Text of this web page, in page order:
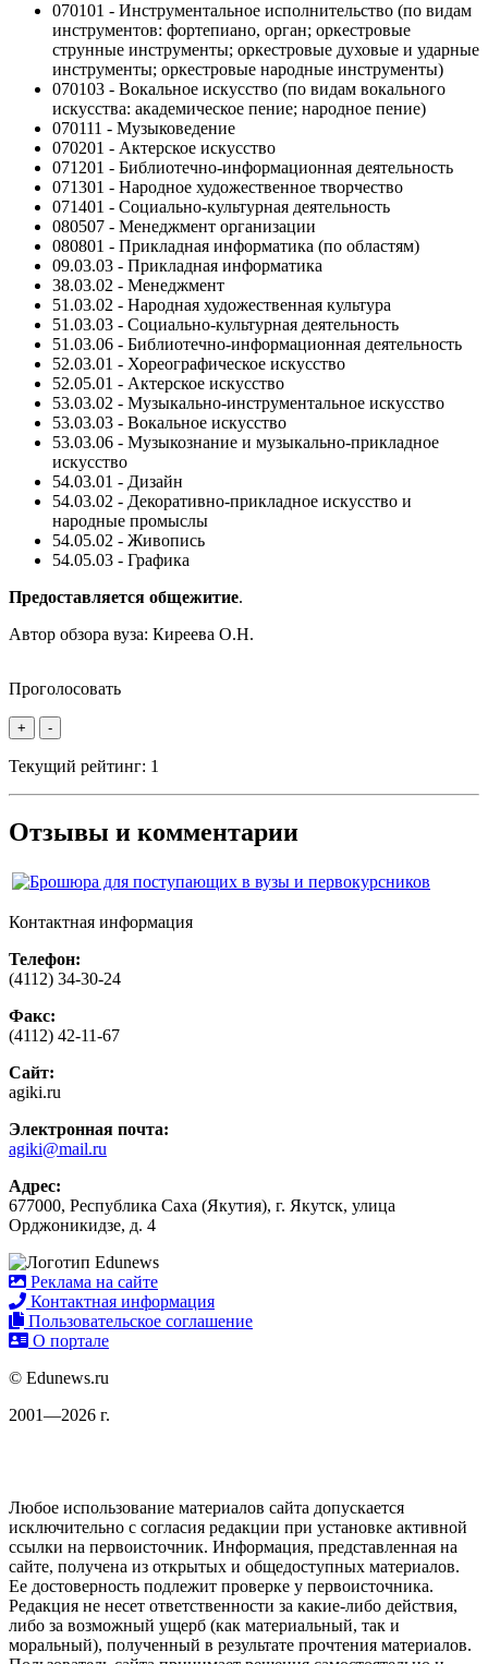
070101 - Инструментальное исполнительство (по видам
инструментов: фортепиано, орган; оркестровые
струнные инструменты; оркестровые духовые и ударные
инструменты; оркестровые народные инструменты)
070103 - Вокальное искусство (по видам вокального
искусства: академическое пение; народное пение)
070111 - Музыковедение
070201 - Актерское искусство
071201 - Библиотечно-информационная деятельность
071301 - Народное художественное творчество
071401 - Социально-культурная деятельность
080507 - Менеджмент организации
080801 - Прикладная информатика (по областям)
09.03.03 - Прикладная информатика
38.03.02 - Менеджмент
51.03.02 - Народная художественная культура
51.03.03 - Социально-культурная деятельность
51.03.06 - Библиотечно-информационная деятельность
52.03.01 - Хореографическое искусство
52.05.01 - Актерское искусство
53.03.02 - Музыкально-инструментальное искусство
53.03.03 - Вокальное искусство
53.03.06 - Музыкознание и музыкально-прикладное
искусство
54.03.01 - Дизайн
54.03.02 - Декоративно-прикладное искусство и
народные промыслы
54.05.02 - Живопись
54.05.03 - Графика
Предоставляется общежитие.
Автор обзора вуза: Киреева О.Н.
Проголосовать
+ -
Текущий рейтинг: 1
Отзывы и комментарии
Контактная информация
Телефон:
(4112) 34-30-24
Факс:
(4112) 42-11-67
Сайт:
agiki.ru
Электронная почта:
agiki@mail.ru
Адрес:
677000, Республика Саха (Якутия), г. Якутск, улица
Орджоникидзе, д. 4
Реклама на сайте
Контактная информация
Пользовательское соглашение
О портале
© Edunews.ru
2001—2026 г.
Любое использование материалов сайта допускается
исключительно с согласия редакции при установке активной
ссылки на первоисточник. Информация, представленная на
сайте, получена из открытых и общедоступных материалов.
Ее достоверность подлежит проверке у первоисточника.
Редакция не несет ответственности за какие-либо действия,
либо за возможный ущерб (как материальный, так и
моральный), полученный в результате прочтения материалов.